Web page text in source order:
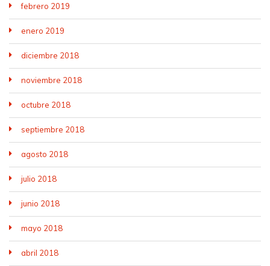
febrero 2019
enero 2019
diciembre 2018
noviembre 2018
octubre 2018
septiembre 2018
agosto 2018
julio 2018
junio 2018
mayo 2018
abril 2018